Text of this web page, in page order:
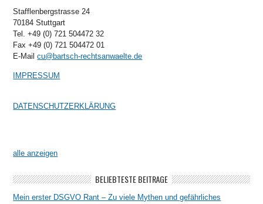
Stafflenbergstrasse 24
70184 Stuttgart
Tel. +49 (0) 721 504472 32
Fax +49 (0) 721 504472 01
E-Mailcu@bartsch-rechtsanwaelte.de
IMPRESSUM
DATENSCHUTZERKLÄRUNG
alle anzeigen
BELIEBTESTE BEITRÄGE
Mein erster DSGVO Rant – Zu viele Mythen und gefährliches